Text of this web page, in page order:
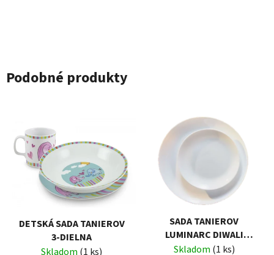
Podobné produkty
DETSKÁ SADA TANIEROV
3-DIELNA
Skladom (1 ks)
SADA TANIEROV
LUMINARC DIWALI
WHITE 18-DIELNA
Skladom (1 ks)